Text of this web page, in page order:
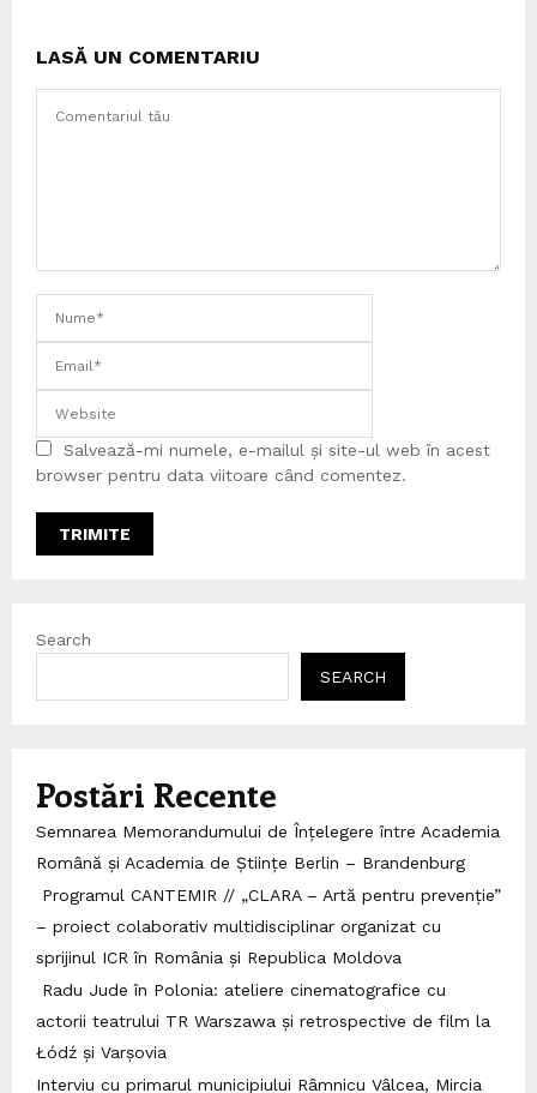
LASĂ UN COMENTARIU
Salvează-mi numele, e-mailul și site-ul web în acest
browser pentru data viitoare când comentez.
Search
SEARCH
Postări Recente
Semnarea Memorandumului de Înțelegere între Academia
Română și Academia de Științe Berlin – Brandenburg
Programul CANTEMIR // „CLARA – Artă pentru prevenție”
– proiect colaborativ multidisciplinar organizat cu
sprijinul ICR în România și Republica Moldova
Radu Jude în Polonia: ateliere cinematografice cu
actorii teatrului TR Warszawa și retrospective de film la
Łódź și Varșovia
Interviu cu primarul municipiului Râmnicu Vâlcea, Mircia